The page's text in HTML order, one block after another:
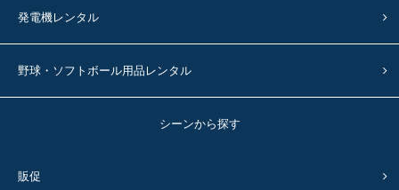
発電機レンタル
野球・ソフトボール用品レンタル
シーンから探す
販促